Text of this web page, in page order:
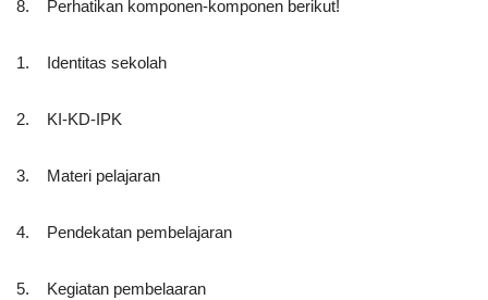
8. Perhatikan komponen-komponen berikut!
1. Identitas sekolah
2. KI-KD-IPK
3. Materi pelajaran
4. Pendekatan pembelajaran
5. Kegiatan pembelaaran